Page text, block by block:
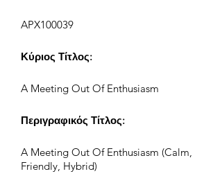
APX100039
Κύριος Τίτλος:
A Meeting Out Of Enthusiasm
Περιγραφικός Τίτλος:
A Meeting Out Of Enthusiasm (Calm,
Friendly, Hybrid)